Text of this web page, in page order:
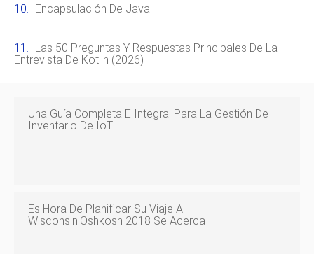
Encapsulación De Java
Las 50 Preguntas Y Respuestas Principales De La
Entrevista De Kotlin (2026)
Una Guía Completa E Integral Para La Gestión De
Inventario De IoT
Es Hora De Planificar Su Viaje A
Wisconsin:Oshkosh 2018 Se Acerca